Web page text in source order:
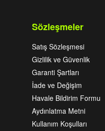
Sözleşmeler
Satış Sözleşmesi
Gizlilik ve Güvenlik
Garanti Şartları
İade ve Değişim
Havale Bildirim Formu
Aydınlatma Metni
Kullanım Koşulları